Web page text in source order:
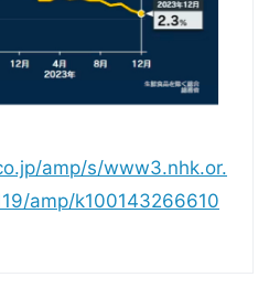
amp/s/www3.nhk.or.
amp/k100143266610